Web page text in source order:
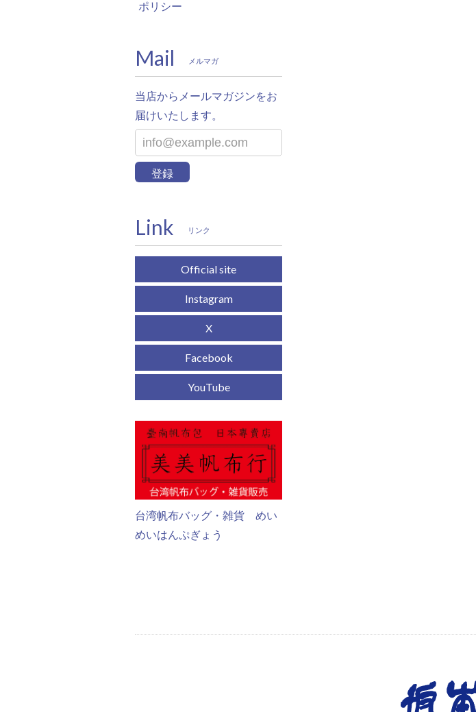
ポリシー
Mail メルマガ
当店からメールマガジンをお
届けいたします。
登録
Link リンク
Official site
Instagram
X
Facebook
YouTube
台湾帆布バッグ・雑貨 めい
めいはんぷぎょう